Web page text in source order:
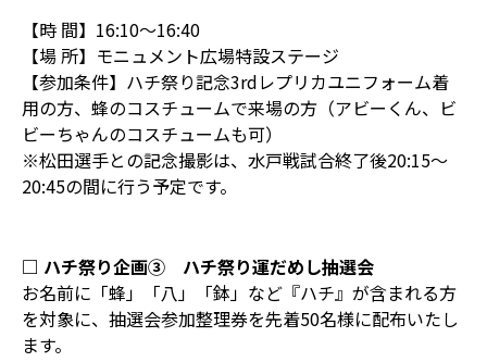
【時 間】16:10～16:40
【場 所】モニュメント広場特設ステージ
【参加条件】ハチ祭り記念3rdレプリカユニフォーム着
用の方、蜂のコスチュームで来場の方（アビーくん、ビ
ビーちゃんのコスチュームも可）
※松田選手との記念撮影は、水戸戦試合終了後20:15～
20:45の間に行う予定です。
□ ハチ祭り企画③ ハチ祭り運だめし抽選会
お名前に「蜂」「八」「鉢」など『ハチ』が含まれる方
を対象に、抽選会参加整理券を先着50名様に配布いたし
ます。